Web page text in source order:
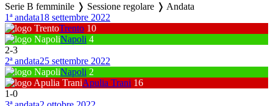
Serie B femminile ❭ Sessione regolare ❭ Andata
1ª andata18 settembre 2022
Trento 10
Napoli 4
2-3
2ª andata25 settembre 2022
Napoli 2
Apulia Trani 16
1-0